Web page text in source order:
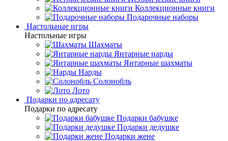
Коллекционные книги
Подарочные наборы
Настольные игры
Настольные игры
Шахматы
Янтарные нарды
Янтарные шахматы
Нарды
Солонобль
Лото
Подарки по адресату
Подарки по адресату
Подарки бабушке
Подарки дедушке
Подарки жене